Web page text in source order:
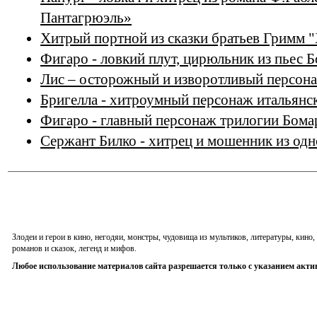
Пантагрюэль»
Хитрый портной из сказки братьев
Фигаро - ловкий плут, цирюльник из пьес
Лис – осторожный и изворотливый
Бригелла - хитроумный персонаж
Фигаро - главный персонаж трилогии
Сержант Билко - хитрец и мошенник из
Злодеи и герои в кино, негодяи, монстры, чудовища из мультиков, литературы,
романов и сказок, легенд и мифов.
Любое использование материалов сайта разрешается только с указанием